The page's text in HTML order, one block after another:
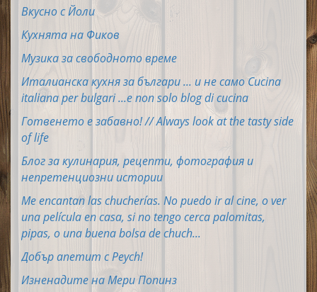
Вкусно с Йоли
Кухнята на Фиков
Музика за свободното време
Италианска кухня за българи ... и не само Cucina
italiana per bulgari ...e non solo blog di cucina
Готвенето е забавно! // Always look at the tasty side
of life
Блог за кулинария, рецепти, фотография и
непретенциозни истории
Me encantan las chucherías. No puedo ir al cine, o ver
una película en casa, si no tengo cerca palomitas,
pipas, o una buena bolsa de chuch...
Добър апетит с Peych!
Изненадите на Мери Попинз